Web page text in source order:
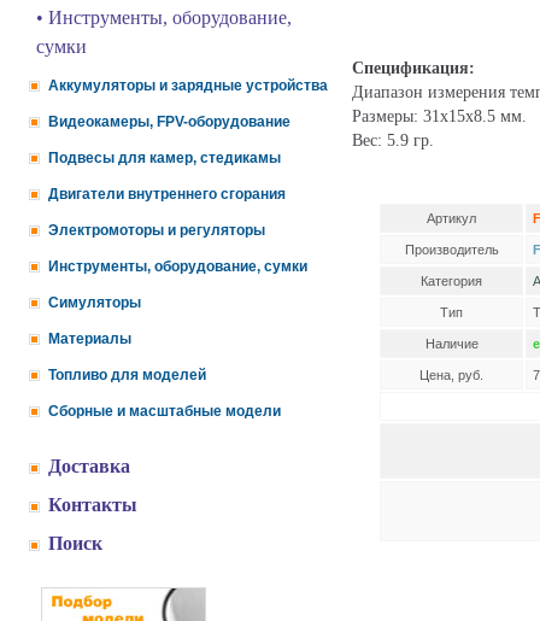
• Инструменты, оборудование,
сумки
Аккумуляторы и зарядные устройства
Видеокамеры, FPV-оборудование
Подвесы для камер, стедикамы
Двигатели внутреннего сгорания
Электромоторы и регуляторы
Инструменты, оборудование, сумки
Симуляторы
Материалы
Топливо для моделей
Сборные и масштабные модели
Доставка
Контакты
Поиск
Спецификация:
Диапазон измерения
Размеры: 31x15x8.5 мм.
Вес: 5.9 гр.
Артикул
Производитель
Категория
Тип
Наличие
Цена, руб.